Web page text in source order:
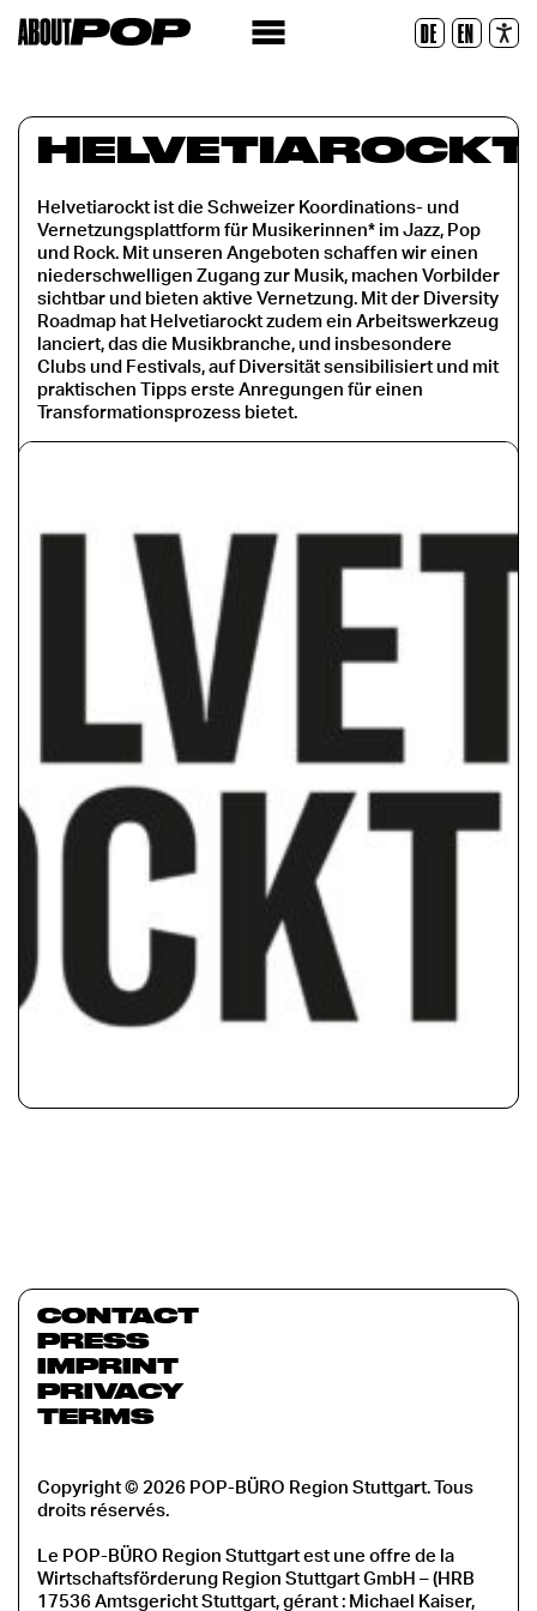
DE EN
Réinitialiser
HELVETIAROCKT
Helvetiarockt ist die Schweizer Koordinations- und
Vernetzungsplattform für Musikerinnen* im Jazz, Pop
und Rock. Mit unseren Angeboten schaffen wir einen
niederschwelligen Zugang zur Musik, machen Vorbilder
sichtbar und bieten aktive Vernetzung. Mit der Diversity
Roadmap hat Helvetiarockt zudem ein Arbeitswerkzeug
lanciert, das die Musikbranche, und insbesondere
Clubs und Festivals, auf Diversität sensibilisiert und mit
praktischen Tipps erste Anregungen für einen
Transformationsprozess bietet.
CONTACT
PRESS
IMPRINT
PRIVACY
TERMS
Copyright © 2026 POP-BÜRO Region Stuttgart. Tous
droits réservés.
Le POP-BÜRO Region Stuttgart est une offre de la
Wirtschaftsförderung Region Stuttgart GmbH – (HRB
17536 Amtsgericht Stuttgart, gérant : Michael Kaiser,